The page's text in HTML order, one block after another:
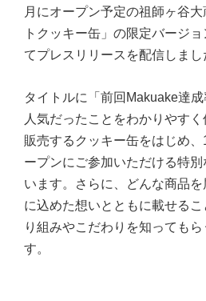
月にオープン予定の祖師ヶ谷
トクッキー缶」の限定バージ
てプレスリリースを配信しまし
タイトルに「前回Makuake達成
人気だったことをわかりやすく
販売するクッキー缶をはじめ
ープンにご参加いただける特
います。さらに、どんな商品
に込めた想いとともに載せる
り組みやこだわりを知っても
す。